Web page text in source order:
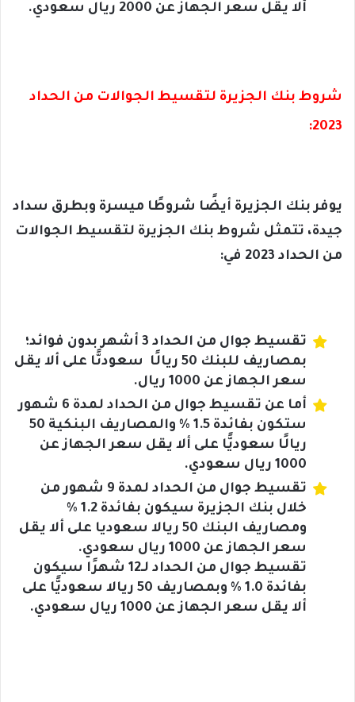
ألا يقل سعر الجهاز عن 2000 ريال سعودي.
شروط بنك الجزيرة لتقسيط الجوالات من الحداد
2023:
يوفر بنك الجزيرة أيضًا شروطًا ميسرة وبطرق سداد
جيدة، تتمثل شروط بنك الجزيرة لتقسيط الجوالات
من الحداد 2023 في:
تقسيط جوال من الحداد 3 أشهر بدون فوائد؛
بمصاريف للبنك 50 ريالًا سعودىًّا على ألا يقل
سعر الجهاز عن 1000 ريال.
أما عن تقسيط جوال من الحداد لمدة 6 شهور
ستكون بفائدة 1.5 % والمصاريف البنكية 50
ريالًا سعوديًّا على ألا يقل سعر الجهاز عن
1000 ريال سعودي.
تقسيط جوال من الحداد لمدة 9 شهور من
خلال بنك الجزيرة سيكون بفائدة 1.2 %
ومصاريف البنك 50 ريالا سعوديا على ألا يقل
سعر الجهاز عن 1000 ريال سعودي.
تقسيط جوال من الحداد لـ12 شهرًا سيكون
بفائدة 1.0 % وبمصاريف 50 ريالا سعوديًّا على
ألا يقل سعر الجهاز عن 1000 ريال سعودي.